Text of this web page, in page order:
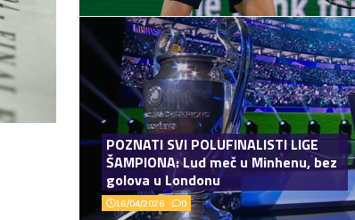
POZNATI SVI POLUFINALISTI LIGE
ŠAMPIONA: Lud meč u Minhenu, bez
golova u Londonu
16/04/2026 0